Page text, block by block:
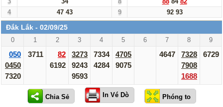
4
47 43 9 92 93
Đắk Lắk - 02/09/25
0 1 2 3 4 5 6 7 8 9
050
0450
7320
3711
82
6192
3273
9243
9593
7334
4284
4705
9075
4647
7328
7908
1688
6729
In Vé Dò